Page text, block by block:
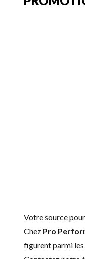
Votre source
Chez Pro
figurent parmi